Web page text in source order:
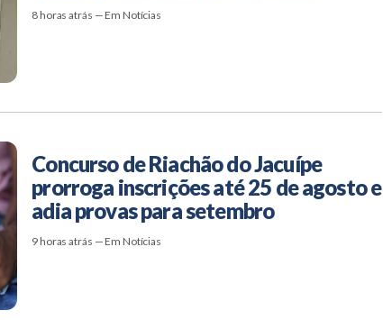
8 horas atrás — Em Notícias
Concurso de Riachão do Jacuípe
prorroga inscrições até 25 de agosto e
adia provas para setembro
9 horas atrás — Em Notícias